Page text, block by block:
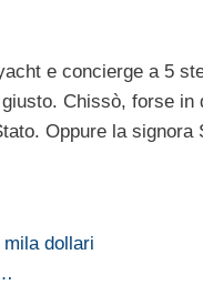
e concierge a 5
Chissò, forse in
Oppure la signora
dollari